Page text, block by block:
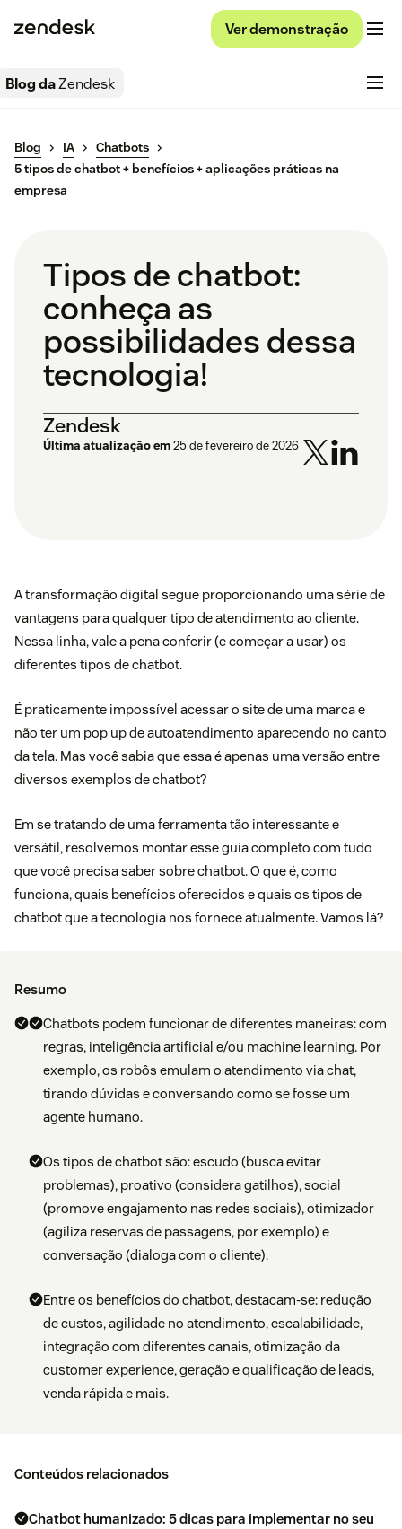
Ver demonstração
Blog daZendesk
Blog IA
Chatbots
5 tipos de chatbot + benefícios + aplicações práticas na
empresa
Tipos de chatbot:
conheça as
possibilidades dessa
tecnologia!
Zendesk
Última atualização em25 de fevereiro de 2026
A transformação digital segue proporcionando uma série de
vantagens para qualquer tipo de atendimento ao cliente.
Nessa linha, vale a pena conferir (e começar a usar) os
diferentes tipos de chatbot.
É praticamente impossível acessar o site de uma marca e
não ter um pop up de autoatendimento aparecendo no canto
da tela. Mas você sabia que essa é apenas uma versão entre
diversos exemplos de chatbot?
Em se tratando de uma ferramenta tão interessante e
versátil, resolvemos montar esse guia completo com tudo
que você precisa saber sobre chatbot. O que é, como
funciona, quais benefícios oferecidos e quais os tipos de
chatbot que a tecnologia nos fornece atualmente. Vamos lá?
Resumo
Chatbots podem funcionar de diferentes maneiras: com
regras, inteligência artificial e/ou machine learning. Por
exemplo, os robôs emulam o atendimento via chat,
tirando dúvidas e conversando como se fosse um
agente humano.
Os tipos de chatbot são: escudo (busca evitar
problemas), proativo (considera gatilhos), social
(promove engajamento nas redes sociais), otimizador
(agiliza reservas de passagens, por exemplo) e
conversação (dialoga com o cliente).
Entre os benefícios do chatbot, destacam-se: redução
de custos, agilidade no atendimento, escalabilidade,
integração com diferentes canais, otimização da
customer experience, geração e qualificação de leads,
venda rápida e mais.
Conteúdos relacionados
Chatbot humanizado: 5 dicas para implementar no seu